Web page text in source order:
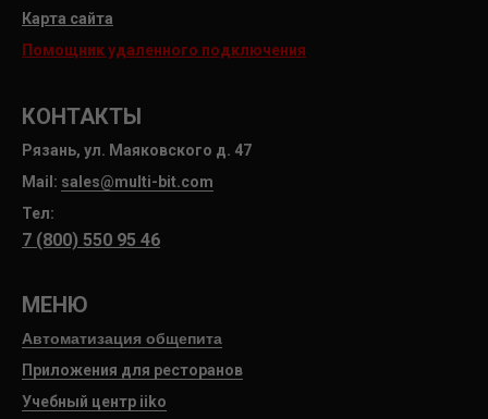
Карта сайта
Помощник удаленного подключения
КОНТАКТЫ
Рязань, ул. Маяковского д. 47
Mail: sales@multi-bit.com
Тел:
7 (800) 550 95 46
МЕНЮ
Автоматизация общепита
Приложения для ресторанов
Учебный центр iiko